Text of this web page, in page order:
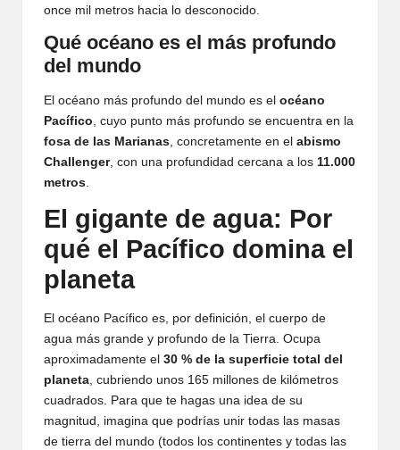
once mil metros hacia lo desconocido.
Qué océano es el más profundo
del mundo
El océano más profundo del mundo es el océano
Pacífico, cuyo punto más profundo se encuentra en la
fosa de las Marianas, concretamente en el abismo
Challenger, con una profundidad cercana a los 11.000
metros.
El gigante de agua: Por
qué el Pacífico domina el
planeta
El océano Pacífico es, por definición, el cuerpo de
agua más grande y profundo de la Tierra. Ocupa
aproximadamente el 30 % de la superficie total del
planeta , cubriendo unos 165 millones de kilómetros
cuadrados. Para que te hagas una idea de su
magnitud, imagina que podrías unir todas las masas
de tierra del mundo (todos los continentes y todas las